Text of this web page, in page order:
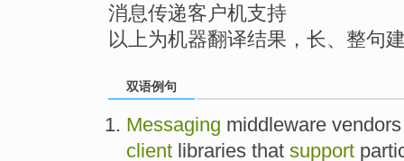
消息传递客户机支持
以上为机器翻译结果，长、整句
双语例句
Messaging middleware vendors
client libraries that support